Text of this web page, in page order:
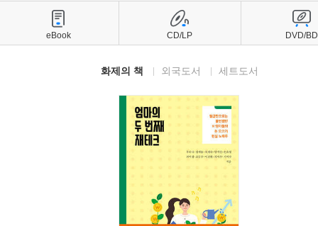
화제의 책 외국도서 세트도서
eBook CD/LP DVD/BD